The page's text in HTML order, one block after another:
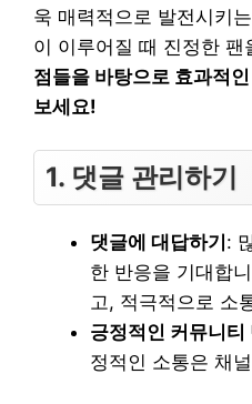
욱 매력적으로 발전시키
이 이루어질 때 진정한 팬
점들을 바탕으로 효과적
보세요!
1. 댓글 관리하기
댓글에 대답하기 :
한 반응을 기대합
고, 적극적으로 소
긍정적인 커뮤니티
정적인 소통은 채